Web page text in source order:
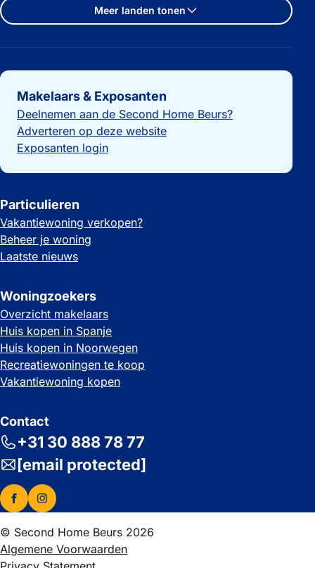
Meer landen tonen
Belangrijke links
Makelaars & Exposanten
Deelnemen aan de Second Home Beurs?
Adverteren op deze website
Exposanten login
Particulieren
Vakantiewoning verkopen?
Beheer je woning
Laatste nieuws
Woningzoekers
Overzicht makelaars
Huis kopen in Spanje
Huis kopen in Noorwegen
Recreatiewoningen te koop
Vakantiewoning kopen
Contact
+31 30 888 78 77
[email protected]
© Second Home Beurs 2026
Algemene Voorwaarden